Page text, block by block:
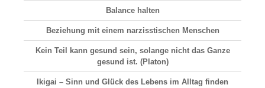
Balance halten
Beziehung mit einem narzisstischen Menschen
Kein Teil kann gesund sein, solange nicht das Ganze
gesund ist. (Platon)
Ikigai – Sinn und Glück des Lebens im Alltag finden